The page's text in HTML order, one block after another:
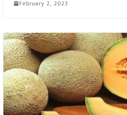
February 2, 2023